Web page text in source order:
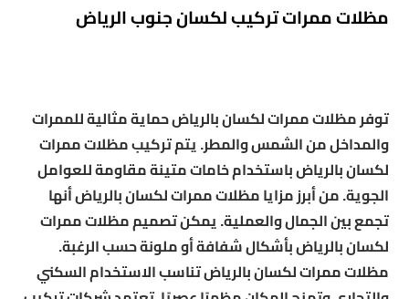
مظلات ممرات تركيب لكسان جنوب الرياض
توفر مظلات ممرات لكسان بالرياض حماية مثالية للممرات
والمداخل من الشمس والمطر. يتم تركيب مظلات ممرات
لكسان بالرياض باستخدام خامات متينة مقاومة للعوامل
الجوية. من أبرز مزايا مظلات ممرات لكسان بالرياض أنها
تجمع بين الجمال والعملية. يمكن تصميم مظلات ممرات
لكسان بالرياض بأشكال شفافة أو ملونة حسب الرغبة.
مظلات ممرات لكسان بالرياض تناسب الاستخدام السكني